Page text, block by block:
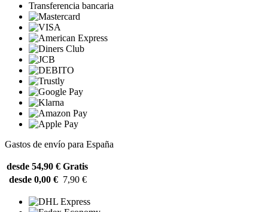
Transferencia bancaria
Gastos de envío para España
desde 54,90 € Gratis
desde 0,00 € 7,90 €